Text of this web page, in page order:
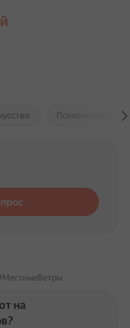
Психология и
на